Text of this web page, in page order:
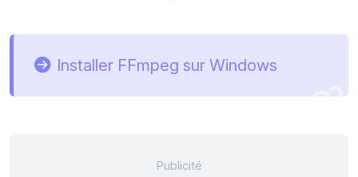
Installer FFmpeg sur Windows